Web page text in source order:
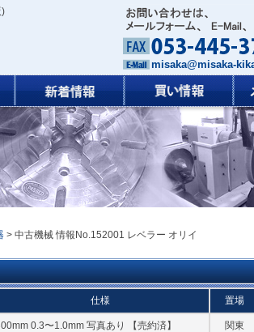
)
misaka@misaka-
> 中古機械 情報No.152001 レベラー オリイ
仕様 置場
0.3〜1.0mm 写真あり 【売約済】 関東